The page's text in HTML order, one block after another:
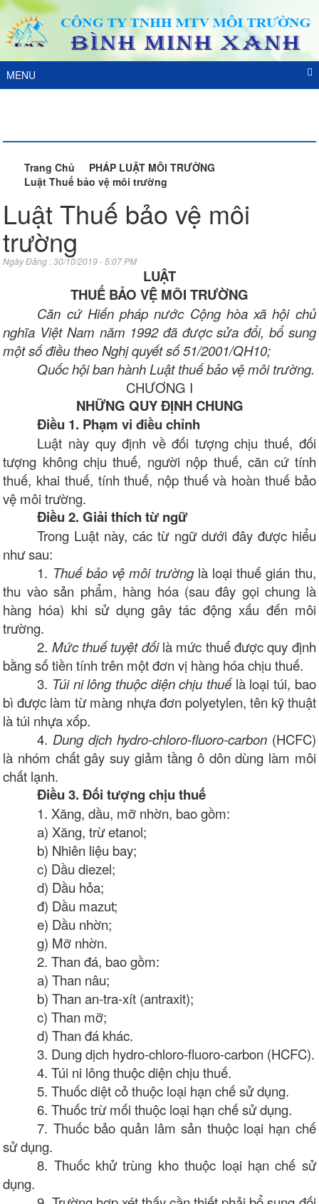
MENU
Trang Chủ
PHÁP LUẬT MÔI TRƯỜNG
Luật Thuế bảo vệ môi trường
Luật Thuế bảo vệ môi
trường
Ngày Đăng : 30/10/2019 - 5:07 PM
LUẬT
THUẾ BẢO VỆ MÔI TRƯỜNG
Căn cứ Hiến pháp nước Cộng hòa xã hội chủ
nghĩa Việt Nam năm 1992 đã được sửa đổi, bổ sung
một số điều theo Nghị quyết số 51/2001/QH10;
Quốc hội ban hành Luật thuế bảo vệ môi trường.
CHƯƠNG I
NHỮNG QUY ĐỊNH CHUNG
Điều 1. Phạm vi điều chỉnh
Luật này quy định về đối tượng chịu thuế, đối
tượng không chịu thuế, người nộp thuế, căn cứ tính
thuế, khai thuế, tính thuế, nộp thuế và hoàn thuế bảo
vệ môi trường.
Điều 2. Giải thích từ ngữ
Trong Luật này, các từ ngữ dưới đây được hiểu
như sau:
1. Thuế bảo vệ môi trường là loại thuế gián thu,
thu vào sản phẩm, hàng hóa (sau đây gọi chung là
hàng hóa) khi sử dụng gây tác động xấu đến môi
trường.
2. Mức thuế tuyệt đốilà mức thuế được quy định
bằng số tiền tính trên một đơn vị hàng hóa chịu thuế.
3. Túi ni lông thuộc diện chịu thuếlà loại túi, bao
bì được làm từ màng nhựa đơn polyetylen, tên kỹ thuật
là túi nhựa xốp.
4. Dung dịch hydro-chloro-fluoro-carbon (HCFC)
là nhóm chất gây suy giảm tầng ô dôn dùng làm môi
chất lạnh.
Điều 3. Đối tượng chịu thuế
1. Xăng, dầu, mỡ nhờn, bao gồm:
a) Xăng, trừ etanol;
b) Nhiên liệu bay;
c) Dầu diezel;
d) Dầu hỏa;
đ) Dầu mazut;
e) Dầu nhờn;
g) Mỡ nhờn.
2. Than đá, bao gồm:
a) Than nâu;
b) Than an-tra-xít (antraxit);
c) Than mỡ;
d) Than đá khác.
3. Dung dịch hydro-chloro-fluoro-carbon (HCFC).
4. Túi ni lông thuộc diện chịu thuế.
5. Thuốc diệt cỏ thuộc loại hạn chế sử dụng.
6. Thuốc trừ mối thuộc loại hạn chế sử dụng.
7. Thuốc bảo quản lâm sản thuộc loại hạn chế
sử dụng.
8. Thuốc khử trùng kho thuộc loại hạn chế sử
dụng.